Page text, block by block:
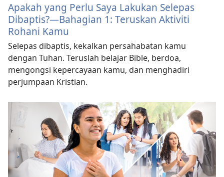
Apakah yang Perlu Saya Lakukan Selepas
Dibaptis?—Bahagian 1: Teruskan Aktiviti
Rohani Kamu
Selepas dibaptis, kekalkan persahabatan kamu
dengan Tuhan. Teruslah belajar Bible, berdoa,
mengongsi kepercayaan kamu, dan menghadiri
perjumpaan Kristian.